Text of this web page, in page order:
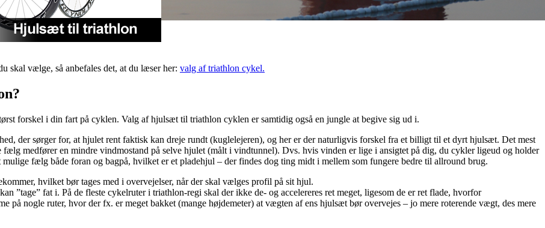
skal vælge, så anbefales det, at du læser her: valg af triathlon cykel.
forskel i din fart på cyklen. Valg af hjulsæt til triathlon cyklen er samtidig også en jungle at begive sig ud i.
der sørger for, at hjulet rent faktisk kan dreje rundt (kuglelejeren), og her er der naturligvis forskel fra et billigt til et dyrt hjulsæt. Det mest
medfører en mindre vindmostand på selve hjulet (målt i vindtunnel). Dvs. hvis vinden er lige i ansigtet på dig, du cykler ligeud og holder
fælg både foran og bagpå, hvilket er et pladehjul – der findes dog ting midt i mellem som fungere bedre til allround brug.
hvilket bør tages med i overvejelser, når der skal vælges profil på sit hjul.
”tage” fat i. På de fleste cykelruter i triathlon-regi skal der ikke de- og accelereres ret meget, ligesom de er ret flade, hvorfor
på nogle ruter, hvor der fx. er meget bakket (mange højdemeter) at vægten af ens hjulsæt bør overvejes – jo mere roterende vægt, des mere